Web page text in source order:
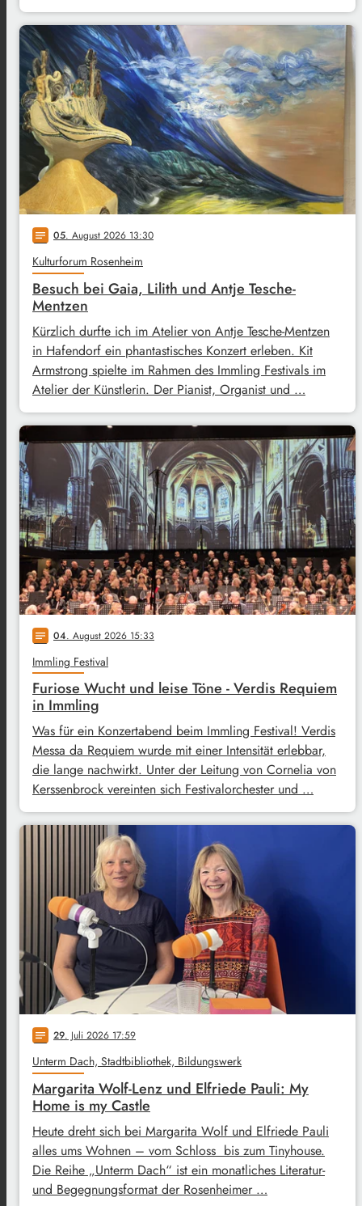
notes 05. August 2026 13:30
Kulturforum Rosenheim
Besuch bei Gaia, Lilith und Antje Tesche-
Mentzen
Kürzlich durfte ich im Atelier von Antje Tesche-Mentzen
in Hafendorf ein phantastisches Konzert erleben. Kit
Armstrong spielte im Rahmen des Immling Festivals im
Atelier der Künstlerin. Der Pianist, Organist und …
notes 04. August 2026 15:33
Immling Festival
Furiose Wucht und leise Töne - Verdis Requiem
in Immling
Was für ein Konzertabend beim Immling Festival! Verdis
Messa da Requiem wurde mit einer Intensität erlebbar,
die lange nachwirkt. Unter der Leitung von Cornelia von
Kerssenbrock vereinten sich Festivalorchester und …
notes 29. Juli 2026 17:59
Unterm Dach, Stadtbibliothek, Bildungswerk
Margarita Wolf-Lenz und Elfriede Pauli: My
Home is my Castle
Heute dreht sich bei Margarita Wolf und Elfriede Pauli
alles ums Wohnen – vom Schloss bis zum Tinyhouse.
Die Reihe „Unterm Dach“ ist ein monatliches Literatur-
und Begegnungsformat der Rosenheimer …